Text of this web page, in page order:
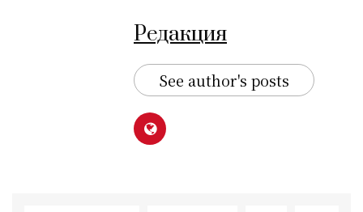
Редакция
See author's posts